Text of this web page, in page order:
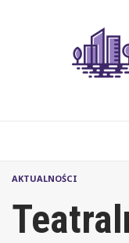
AKTUALNOŚCI